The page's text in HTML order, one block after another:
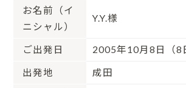
お名前（イ
ニシャル）
Y.Y.様
ご出発日 2005年10月8日（8
出発地 成田